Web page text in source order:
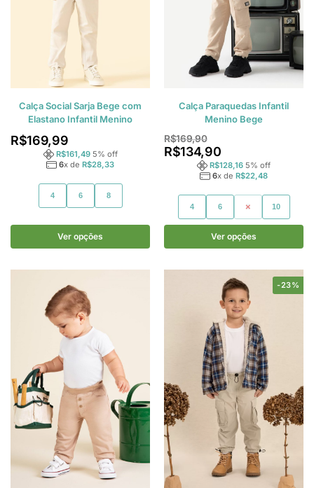
Calça Social Sarja Bege com
Elastano Infantil Menino
R$169,99
R$161,49 5% off
6x de R$28,33
4 6 8
Ver opções
Calça Paraquedas Infantil
Menino Bege
R$169,90
R$134,90
R$128,16 5% off
6x de R$22,48
4 6 8 10
Ver opções
-23%